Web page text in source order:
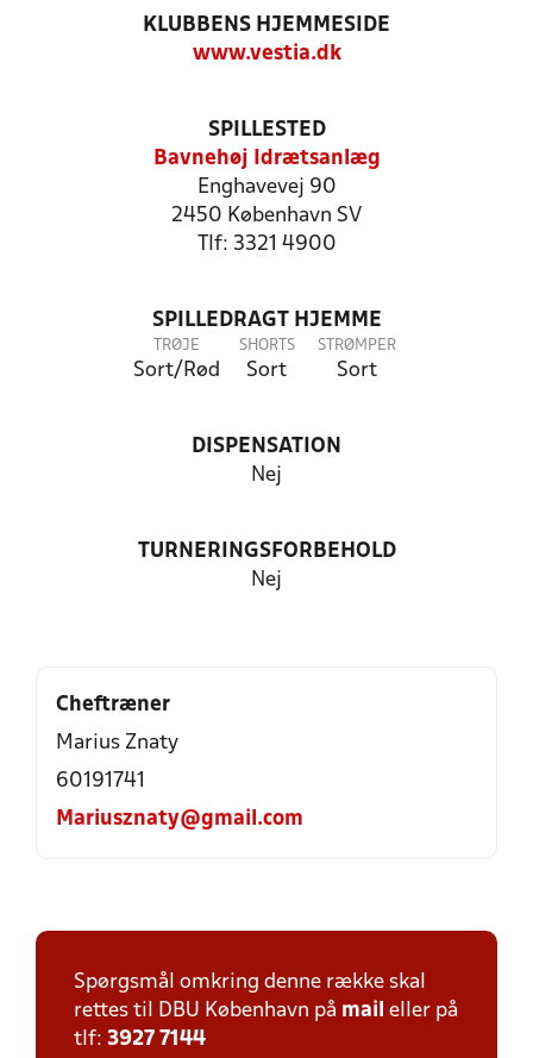
KLUBBENS HJEMMESIDE
www.vestia.dk
SPILLESTED
Bavnehøj Idrætsanlæg
Enghavevej 90
2450 København SV
Tlf: 3321 4900
SPILLEDRAGT HJEMME
TRØJE
Sort/Rød
SHORTS
Sort
STRØMPER
Sort
DISPENSATION
Nej
TURNERINGSFORBEHOLD
Nej
Cheftræner
Marius Znaty
60191741
Mariusznaty@gmail.com
Spørgsmål omkring denne række skal
rettes til DBU København på mail eller på
tlf: 3927 7144